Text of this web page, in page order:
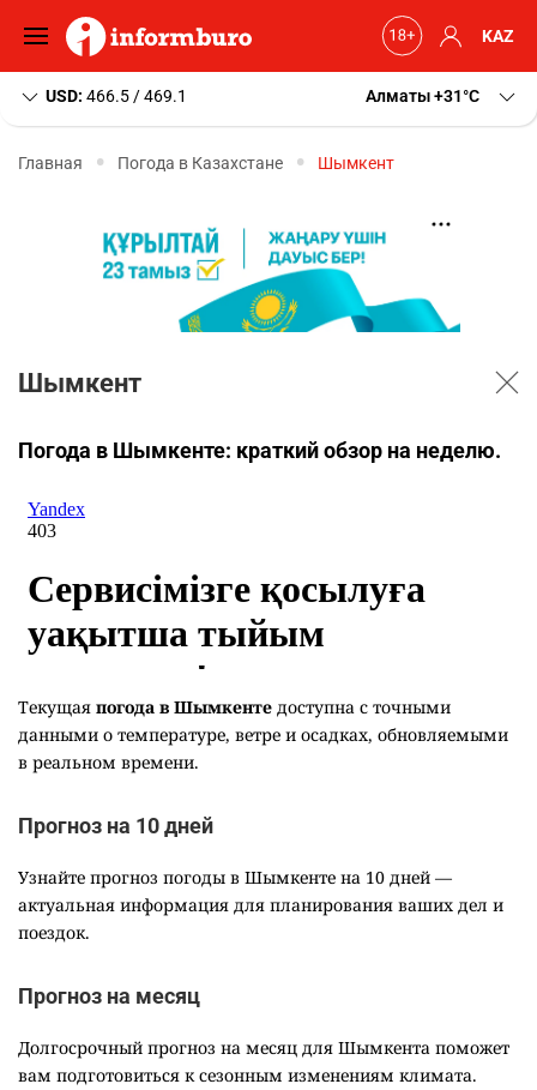
KAZ
USD: 466.5 / 469.1 Алматы+31 C
Главная Погода в Казахстане Шымкент
Шымкент
Погода в Шымкенте: краткий обзор на неделю.
Текущая погода в Шымкенте доступна с точными
данными о температуре, ветре и осадках, обновляемыми
в реальном времени.
Прогноз на 10 дней
Узнайте прогноз погоды в Шымкенте на 10 дней —
актуальная информация для планирования ваших дел и
поездок.
Прогноз на месяц
Долгосрочный прогноз на месяц для Шымкента поможет
вам подготовиться к сезонным изменениям климата.